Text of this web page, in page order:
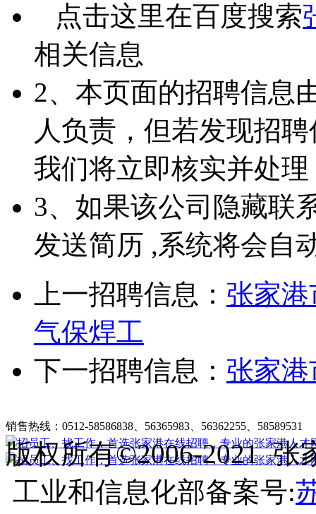
点击这里在百度搜索
相关信息
2、本页面的招聘信息
人负责，但若发现招
我们将立即核实并处理
3、如果该公司隐藏联
发送简历 ,系统将会自
上一招聘信息： 张家
气保焊工
下一招聘信息： 张家
销售热线：0512-58586838、56365983、56362255、58589531
版权所有©2006-2021 张
工业和信息化部备案号: